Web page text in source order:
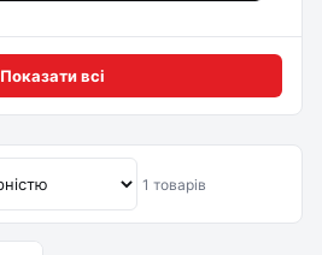
Показати всі
1 товарів